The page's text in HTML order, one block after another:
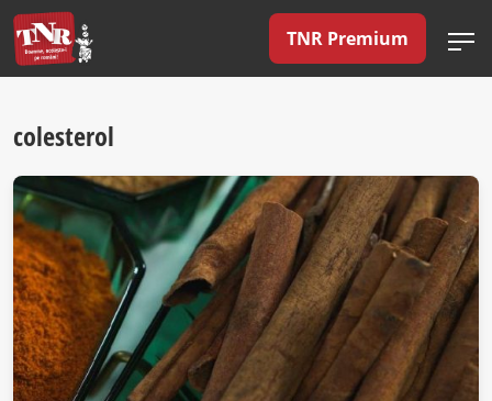
TNR Premium
colesterol